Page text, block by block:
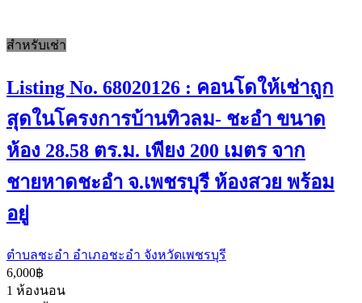
สำหรับเช่า
Listing No. 68020126 : คอนโดให้เช่าถูก
สุดในโครงการบ้านทิวลม- ชะอำ ขนาด
ห้อง 28.58 ตร.ม. เพียง 200 เมตร จาก
ชายหาดชะอำ จ.เพชรบุรี ห้องสวย พร้อม
อยู่
ตำบลชะอำ อำเภอชะอำ จังหวัดเพชรบุรี
6,000฿
1 ห้องนอน